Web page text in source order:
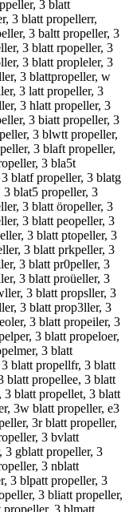
3 blatt
3 blatt propellerr,
3 baltt propeller, 3
3 blatt rpopeller, 3
3 blatt propleler, 3
3 blattpropeller, w
3 latt propeller, 3
3 hlatt propeller, 3
3 biatt propeller, 3
3 blwtt propeller,
3 blaft propeller,
3 bla5t
blatf propeller, 3 blatg
blat5 propeller, 3
3 blatt öropeller, 3
3 blatt peopeller, 3
3 blatt ptopeller, 3
3 blatt prkpeller, 3
3 blatt pr0peller, 3
3 blatt proüeller, 3
3 blatt propsller, 3
3 blatt prop3ller, 3
3 blatt propeiler, 3
3 blatt propeloer,
3 blatt
blatt propellfr, 3 blatt
blatt propellee, 3 blatt
blatt propellet, 3 blatt
3w blatt propeller, e3
3r blatt propeller,
3 bvlatt
3 gblatt propeller, 3
3 nblatt
3 blpatt propeller, 3
3 bliatt propeller,
3 blmatt